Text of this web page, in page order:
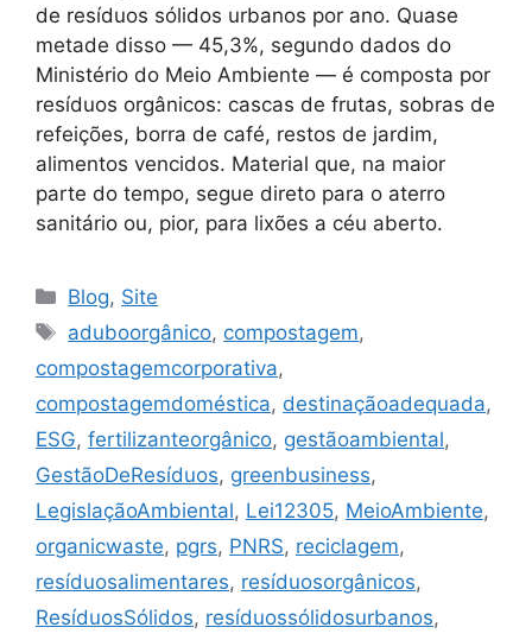
de resíduos sólidos urbanos por ano. Quase
metade disso — 45,3%, segundo dados do
Ministério do Meio Ambiente — é composta por
resíduos orgânicos: cascas de frutas, sobras de
refeições, borra de café, restos de jardim,
alimentos vencidos. Material que, na maior
parte do tempo, segue direto para o aterro
sanitário ou, pior, para lixões a céu aberto.
Blog, Site
aduboorgânico, compostagem,
compostagemcorporativa,
compostagemdoméstica, destinaçãoadequada,
ESG, fertilizanteorgânico, gestãoambiental,
GestãoDeResíduos, greenbusiness,
LegislaçãoAmbiental, Lei12305, MeioAmbiente,
organicwaste, pgrs, PNRS, reciclagem,
resíduosalimentares, resíduosorgânicos,
ResíduosSólidos, resíduossólidosurbanos,